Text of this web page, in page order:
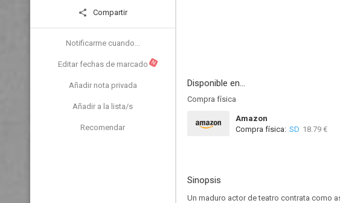
Compartir
Notificarme cuando...
Editar fechas de marcado N
Añadir nota privada
Añadir a la lista/s
Recomendar
Disponible en...
Compra física
Amazon
Compra física: SD 18.79 €
Sinopsis
Un maduro actor de teatro contrata como